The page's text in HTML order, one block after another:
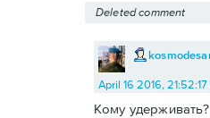
Deleted comment
April 16 2016, 21:52:17
Кому